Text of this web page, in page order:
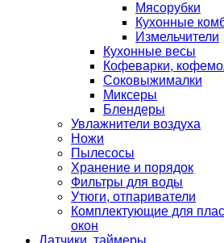
Мясорубки
Кухонные
Измельчители
Кухонные весы
Кофеварки,
Соковыжималки
Миксеры
Блендеры
Увлажнители воздуха
Ножи
Пылесосы
Хранение и порядок
Фильтры для воды
Утюги, отпариватели
Комплектующие для
окон
Датчики, таймеры